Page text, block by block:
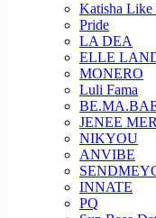
Katisha Like
Pride
LA DEA
ELLE
MONERO
Luli Fama
JENEE MER
NIKYOU
ANVIBE
INNATE
PQ